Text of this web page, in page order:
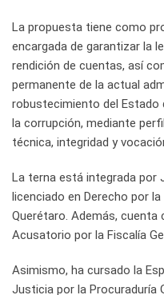
La propuesta tiene como
encargada de garantizar la
rendición de cuentas, así
permanente de la actual
robustecimiento del
la corrupción, mediante
técnica, integridad y
La terna está integrada por
licenciado en Derecho por
Querétaro. Además, cuenta
Acusatorio por la Fiscalía
Asimismo, ha cursado la
Justicia por la Procuraduría